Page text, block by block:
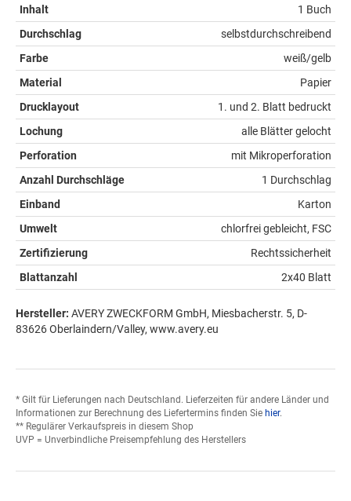
Inhalt
1 Buch
Durchschlag
selbstdurchschreibend
Farbe
weiß/gelb
Material
Papier
Drucklayout
1. und 2. Blatt bedruckt
Lochung
alle Blätter gelocht
Perforation
mit Mikroperforation
Anzahl Durchschläge
1 Durchschlag
Einband
Karton
Umwelt
chlorfrei gebleicht, FSC
Zertifizierung
Rechtssicherheit
Blattanzahl
2x40 Blatt
Hersteller: AVERY ZWECKFORM GmbH, Miesbacherstr. 5, D-
83626 Oberlaindern/Valley, www.avery.eu
* Gilt für Lieferungen nach Deutschland. Lieferzeiten für andere Länder und
Informationen zur Berechnung des Liefertermins finden Sie hier.
** Regulärer Verkaufspreis in diesem Shop
UVP = Unverbindliche Preisempfehlung des Herstellers